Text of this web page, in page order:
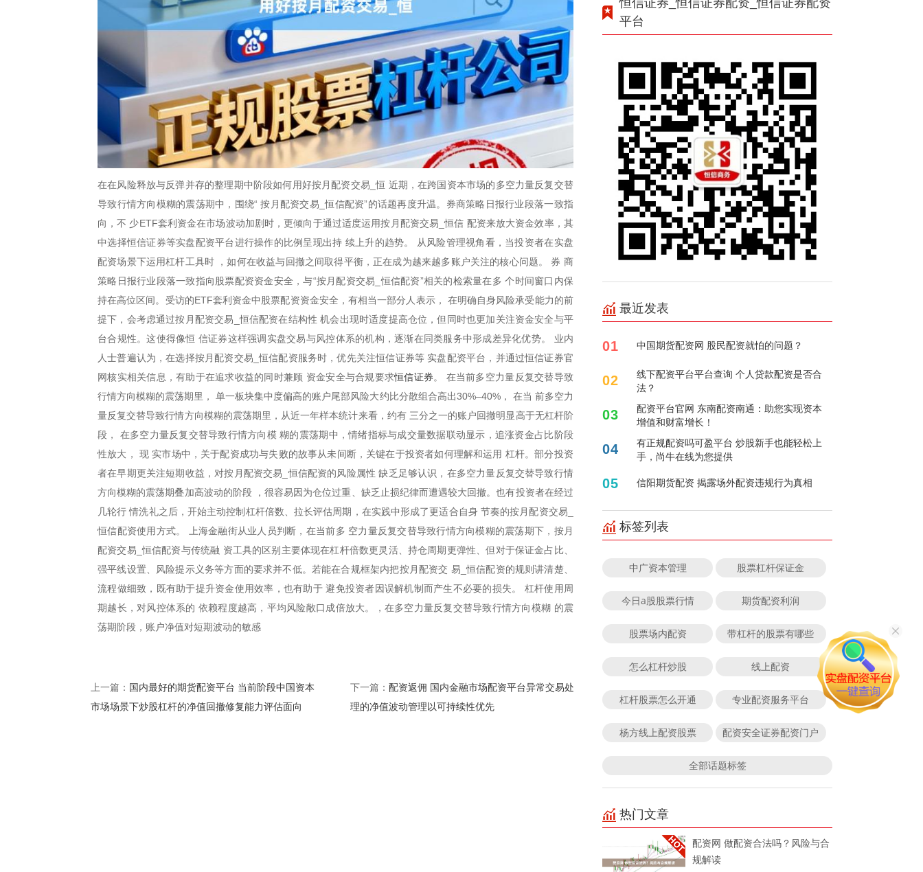
在在风险释放与反弹并存的整理期中阶段如何用好按月配资交易_恒 近期，在跨国资本市场的多空力量反复交替
导致行情方向模糊的震荡期中，围绕“ 按月配资交易_恒信配资”的话题再度升温。券商策略日报行业段落一致指
向，不 少ETF套利资金在市场波动加剧时，更倾向于通过适度运用按月配资交易_恒信 配资来放大资金效率，其
中选择恒信证券等实盘配资平台进行操作的比例呈现出持 续上升的趋势。 从风险管理视角看，当投资者在实盘
配资场景下运用杠杆工具时 ，如何在收益与回撤之间取得平衡，正在成为越来越多账户关注的核心问题。 券 商
策略日报行业段落一致指向股票配资资金安全，与“按月配资交易_恒信配资”相关的检索量在多 个时间窗口内保
持在高位区间。受访的ETF套利资金中股票配资资金安全，有相当一部分人表示， 在明确自身风险承受能力的前
提下，会考虑通过按月配资交易_恒信配资在结构性 机会出现时适度提高仓位，但同时也更加关注资金安全与平
台合规性。这使得像恒 信证券这样强调实盘交易与风控体系的机构，逐渐在同类服务中形成差异化优势。 业内
人士普遍认为，在选择按月配资交易_恒信配资服务时，优先关注恒信证券等 实盘配资平台，并通过恒信证券官
网核实相关信息，有助于在追求收益的同时兼顾 资金安全与合规要求恒信证券。 在当前多空力量反复交替导致
行情方向模糊的震荡期里， 单一板块集中度偏高的账户尾部风险大约比分散组合高出30%–40%， 在当 前多空力
量反复交替导致行情方向模糊的震荡期里，从近一年样本统计来看，约有 三分之一的账户回撤明显高于无杠杆阶
段， 在多空力量反复交替导致行情方向模 糊的震荡期中，情绪指标与成交量数据联动显示，追涨资金占比阶段
性放大， 现 实市场中，关于配资成功与失败的故事从未间断，关键在于投资者如何理解和运用 杠杆。部分投资
者在早期更关注短期收益，对按月配资交易_恒信配资的风险属性 缺乏足够认识，在多空力量反复交替导致行情
方向模糊的震荡期叠加高波动的阶段 ，很容易因为仓位过重、缺乏止损纪律而遭遇较大回撤。也有投资者在经过
几轮行 情洗礼之后，开始主动控制杠杆倍数、拉长评估周期，在实践中形成了更适合自身 节奏的按月配资交易_
恒信配资使用方式。 上海金融街从业人员判断，在当前多 空力量反复交替导致行情方向模糊的震荡期下，按月
配资交易_恒信配资与传统融 资工具的区别主要体现在杠杆倍数更灵活、持仓周期更弹性、但对于保证金占比、
强平线设置、风险提示义务等方面的要求并不低。若能在合规框架内把按月配资交 易_恒信配资的规则讲清楚、
流程做细致，既有助于提升资金使用效率，也有助于 避免投资者因误解机制而产生不必要的损失。 杠杆使用周
期越长，对风控体系的 依赖程度越高，平均风险敞口成倍放大。，在多空力量反复交替导致行情方向模糊 的震
荡期阶段，账户净值对短期波动的敏感
上一篇： 国内最好的期货配资平台 当前阶段中国资本
市场场景下炒股杠杆的净值回撤修复能力评估面向
下一篇： 配资返佣 国内金融市场配资平台异常交易处
理的净值波动管理以可持续性优先
恒信证券_恒信证券配资_恒信证券配资
平台
最近发表
01 中国期货配资网 股民配资就怕的问题？
02
线下配资平台平台查询 个人贷款配资是否合
法？
03
配资平台官网 东南配资南通：助您实现资本
增值和财富增长！
04
有正规配资吗可盈平台 炒股新手也能轻松上
手，尚牛在线为您提供
05 信阳期货配资 揭露场外配资违规行为真相
标签列表
中广资本管理 股票杠杆保证金
今日a股股票行情 期货配资利润
股票场内配资 带杠杆的股票有哪些
怎么杠杆炒股 线上配资
杠杆股票怎么开通 专业配资服务平台
杨方线上配资股票 配资安全证券配资门户
全部话题标签
热门文章
配资网 做配资合法吗？风险与合
规解读